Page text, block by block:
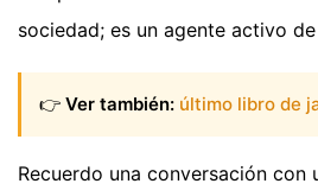
sociedad; es un agente activo
👉 Ver también: último libro de
Recuerdo una conversación con